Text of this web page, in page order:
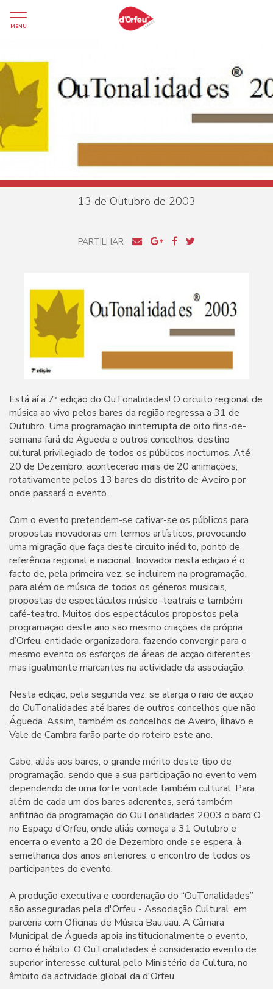
MENU
13 de Outubro de 2003
PARTILHAR
Está aí a 7ª edição do OuTonalidades! O circuito regional de
música ao vivo pelos bares da região regressa a 31 de
Outubro. Uma programação ininterrupta de oito fins-de-
semana fará de Águeda e outros concelhos, destino
cultural privilegiado de todos os públicos nocturnos. Até
20 de Dezembro, acontecerão mais de 20 animações,
rotativamente pelos 13 bares do distrito de Aveiro por
onde passará o evento.
Com o evento pretendem-se cativar-se os públicos para
propostas inovadoras em termos artísticos, provocando
uma migração que faça deste circuito inédito, ponto de
referência regional e nacional. Inovador nesta edição é o
facto de, pela primeira vez, se incluirem na programação,
para além de música de todos os géneros musicais,
propostas de espectáculos músico–teatrais e também
café-teatro. Muitos dos espectáculos propostos pela
programação deste ano são mesmo criações da própria
d’Orfeu, entidade organizadora, fazendo convergir para o
mesmo evento os esforços de áreas de acção diferentes
mas igualmente marcantes na actividade da associação.
Nesta edição, pela segunda vez, se alarga o raio de acção
do OuTonalidades até bares de outros concelhos que não
Águeda. Assim, também os concelhos de Aveiro, Ílhavo e
Vale de Cambra farão parte do roteiro este ano.
Cabe, aliás aos bares, o grande mérito deste tipo de
programação, sendo que a sua participação no evento vem
dependendo de uma forte vontade também cultural. Para
além de cada um dos bares aderentes, será também
anfitrião da programação do OuTonalidades 2003 o bard'O
no Espaço d’Orfeu, onde aliás começa a 31 Outubro e
encerra o evento a 20 de Dezembro onde se espera, à
semelhança dos anos anteriores, o encontro de todos os
participantes do evento.
A produção executiva e coordenação do “OuTonalidades”
são asseguradas pela d'Orfeu - Associação Cultural, em
parceria com Oficinas de Música Bau.uau. A Câmara
Municipal de Águeda apoia institucionalmente o evento,
como é hábito. O OuTonalidades é considerado evento de
superior interesse cultural pelo Ministério da Cultura, no
âmbito da actividade global da d'Orfeu.